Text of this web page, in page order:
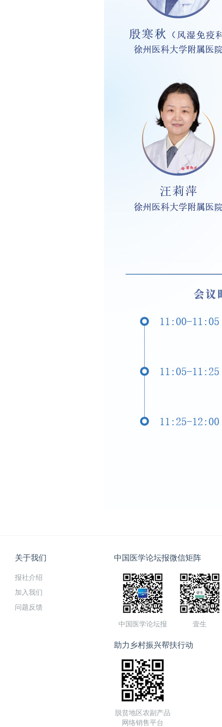
关于我们
报社介绍
加入我们
问题反馈
中国医学论坛报微信矩阵
中国医学论坛报 壹生
助力乡村振兴帮扶行动
脱贫地区农副产品
网络销售平台